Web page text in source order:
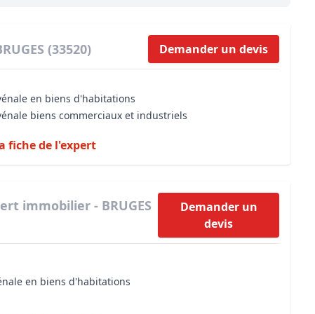
d’Urbanisme (PLU)
Développer et organiser
Biens d’exception, belles
Expertise pré-achat
(33520) Demander un devis
en biens d'habitations
biens commerciaux et industriels
fiche de l'expert
immobilier - BRUGES
Demander un
devis
en biens d'habitations